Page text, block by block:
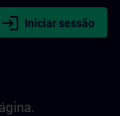
login Iniciar sessão